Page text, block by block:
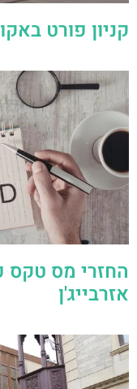
קניון פורט באקו
אזרבייג'ן